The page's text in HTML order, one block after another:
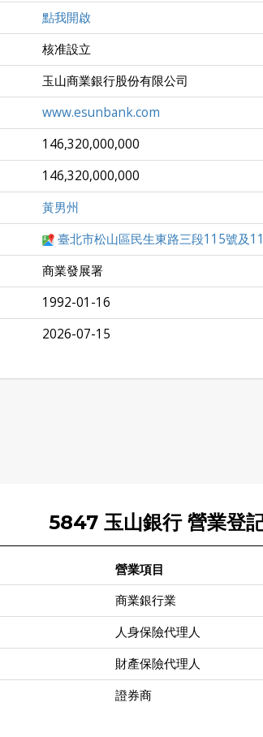
點我開啟
核准設立
玉山商業銀行股份有限公司
www.esunbank.com
146,320,000,000
146,320,000,000
黃男州
臺北市松山區民生東路三段115號及
商業發展署
1992-01-16
2026-07-15
5847 玉山銀行 營業登
營業項目
商業銀行業
人身保險代理人
財產保險代理人
證券商